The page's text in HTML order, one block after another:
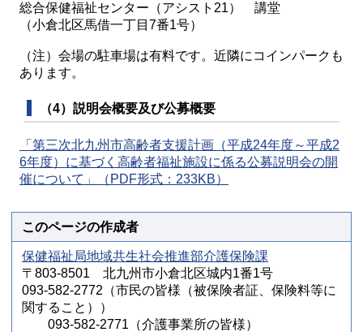
総合保健福祉センター（アシスト21） 講堂
（小倉北区馬借一丁目7番1号）
（注）会場の駐車場は有料です。近隣にコインパークも
あります。
（4）説明会概要及び公募概要
「第三次北九州市高齢者支援計画（平成24年度～平成2
6年度）に基づく高齢者福祉施設に係る公募説明会の開
催について」（PDF形式：233KB）
このページの作成者
保健福祉局地域共生社会推進部介護保険課
〒803-8501 北九州市小倉北区城内1番1号
093-582-2772（市民の皆様（被保険者証、保険料等に
関すること））
093-582-2771（介護事業所の皆様）